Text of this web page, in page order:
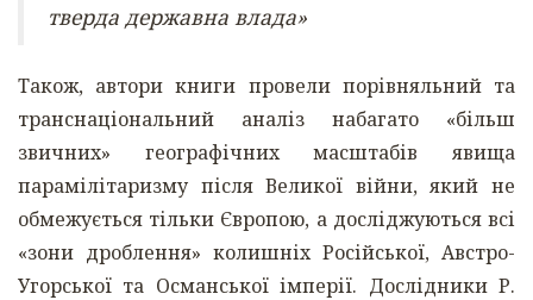
тверда державна влада»
Також, автори книги провели порівняльний та
транснаціональний аналіз набагато «більш
звичних» географічних масштабів явища
парамілітаризму після Великої війни, який не
обмежується тільки Європою, а досліджуються всі
«зони дроблення» колишніх Російської, Австро-
Угорської та Османської імперії. Дослідники Р.